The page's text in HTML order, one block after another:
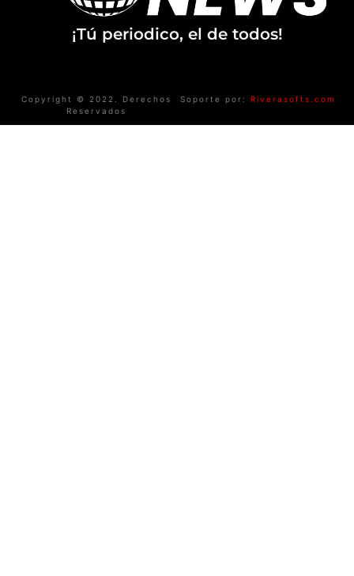
¡Tú periodico, el de todos!
Copyright © 2022. Derechos
Reservados
Soporte por: Riverasofts.com